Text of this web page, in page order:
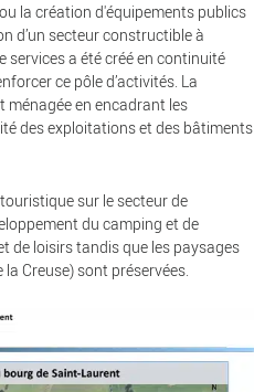
la création d'équipements publics
d’un secteur constructible à
services a été créé en continuité
ce pôle d’activités. La
en encadrant les
des exploitations et des bâtiments
sur le secteur de
du camping et de
de loisirs tandis que les paysages
Creuse) sont préservées.